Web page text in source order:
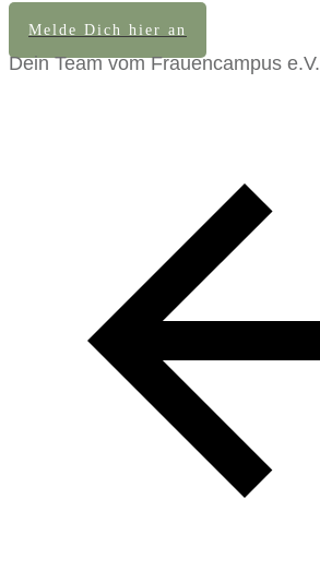
Melde Dich hier an
Dein Team vom Frauencampus e.V.